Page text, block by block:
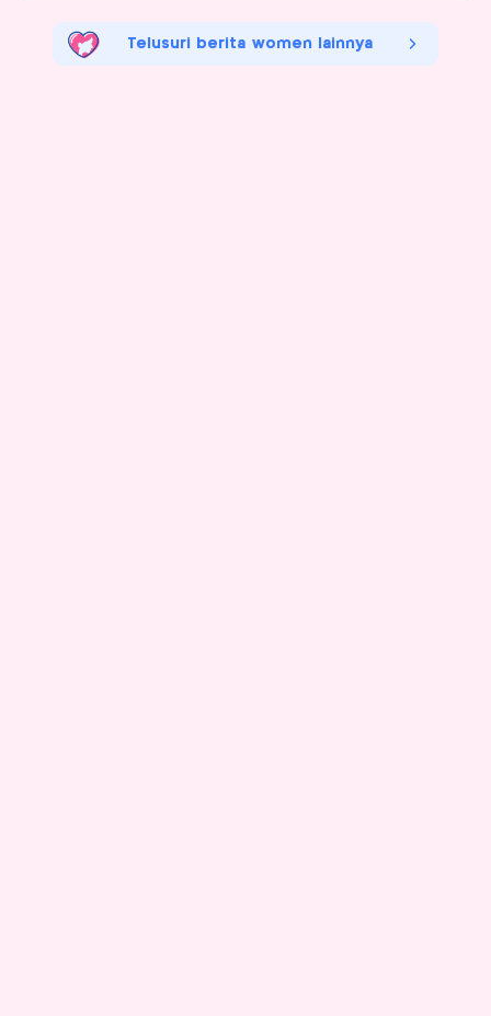
Telusuri berita women lainnya